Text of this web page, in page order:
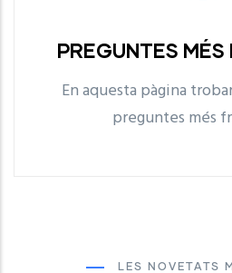
PREGUNTES MÉS
En aquesta pàgina
preguntes més
LES NOVETATS